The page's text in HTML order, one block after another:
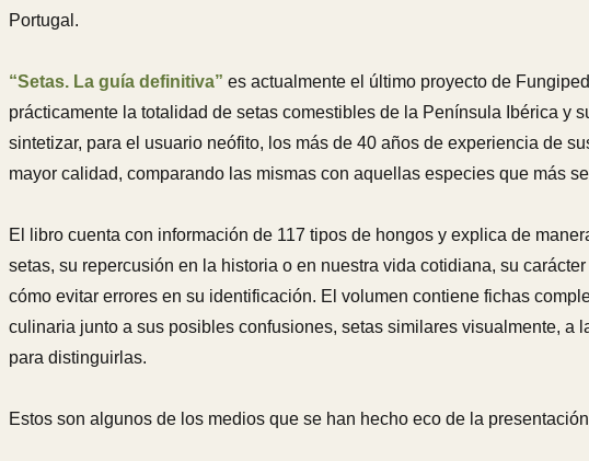
Portugal.
“Setas. La guía definitiva” es actualmente el último proyecto de
prácticamente la totalidad de setas comestibles de la Península Ibérica y
sintetizar, para el usuario neófito, los más de 40 años de experiencia de
mayor calidad, comparando las mismas con aquellas especies que más
El libro cuenta con información de 117 tipos de hongos y explica de
setas, su repercusión en la historia o en nuestra vida cotidiana, su
cómo evitar errores en su identificación. El volumen contiene fichas
culinaria junto a sus posibles confusiones, setas similares visualmente, a
para distinguirlas.
Estos son algunos de los medios que se han hecho eco de la